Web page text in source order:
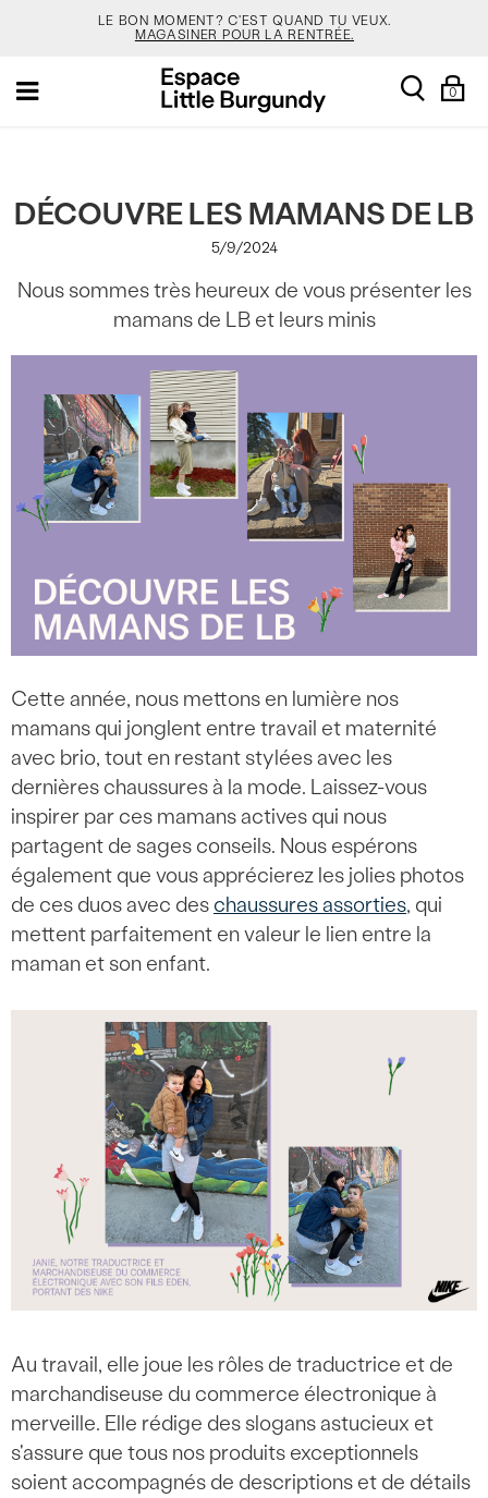
PORTE-CLÉS GRATUIT.
SALOMON EST DE NOUVEAU EN STOCK. GARDE TON
LE BON MOMENT? C'EST QUAND TU VEUX.
TON NOUVEAU SAC JANSPORT 🎒 VIENT AVEC UN
PORTE-CLÉS GRATUIT.MAGASINER.
Toggle search
0
DÉCOUVRE LES MAMANS DE LB
5/9/2024
Nous sommes très heureux de vous présenter les
mamans de LB et leurs minis
Cette année, nous mettons en lumière nos
mamans qui jonglent entre travail et maternité
avec brio, tout en restant stylées avec les
dernières chaussures à la mode. Laissez-vous
inspirer par ces mamans actives qui nous
partagent de sages conseils. Nous espérons
également que vous apprécierez les jolies photos
de ces duos avec des chaussures assorties, qui
mettent parfaitement en valeur le lien entre la
maman et son enfant.
Au travail, elle joue les rôles de traductrice et de
marchandiseuse du commerce électronique à
merveille. Elle rédige des slogans astucieux et
s'assure que tous nos produits exceptionnels
soient accompagnés de descriptions et de détails